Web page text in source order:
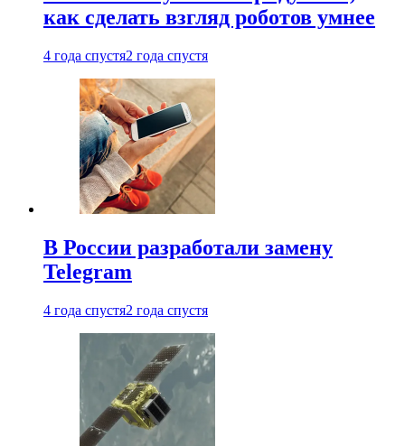
как сделать взгляд роботов умнее
4 года спустя2 года спустя
В России разработали замену
Telegram
4 года спустя2 года спустя